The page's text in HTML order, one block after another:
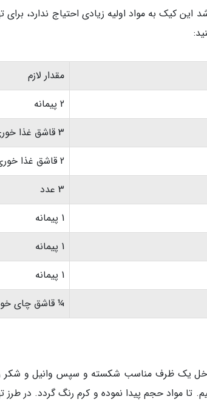
این کیک به مواد اولیه زیادی احتیاج ندارد،
مقدار لازم
2 پیمانه
3 قاشق غذا خوری
2 قاشق غذا خوری
3 عدد
1 پیمانه
1 پیمانه
1 پیمانه
¼ قاشق چای
یک ظرف مناسب شکسته و سپس وانیل و شکر
تا مواد حجم پیدا نموده و کرم رنگ گردد. در